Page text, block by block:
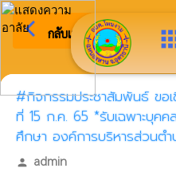
arrow_back_ios กลับเมนูหลัก
#กิจกรรมประชาสัมพันธ์ ขอ
ที่ 15 ก.ค. 65 *รับเฉพาะบุค
ศึกษา องค์การบริหารส่วนตำ
person admin